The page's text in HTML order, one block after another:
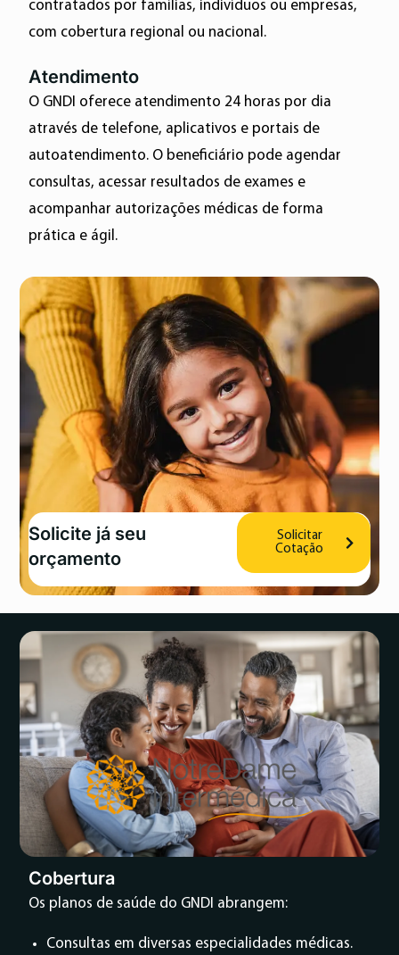
contratados por famílias, indivíduos ou empresas,
com cobertura regional ou nacional.
Atendimento
O GNDI oferece atendimento 24 horas por dia
através de telefone, aplicativos e portais de
autoatendimento. O beneficiário pode agendar
consultas, acessar resultados de exames e
acompanhar autorizações médicas de forma
prática e ágil.
Solicite já seu
orçamento
Solicitar
Cotação
Cobertura
Os planos de saúde do GNDI abrangem:
Consultas em diversas especialidades médicas.